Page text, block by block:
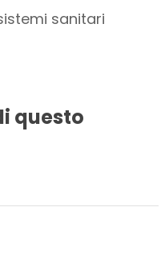
sanitari
questo